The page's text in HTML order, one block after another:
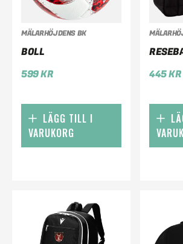
MÄLARHÖJDENS BK
BOLL
599KR
LÄGG TILL I
VARUKORG
445KR